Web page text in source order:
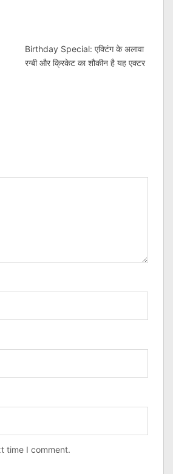
Birthday Special: एक्टिंग के अलावा
रग्बी और क्रिकेट का शौकीन है यह एक्टर
time I comment.